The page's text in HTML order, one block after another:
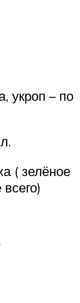
укроп – по
( зелёное